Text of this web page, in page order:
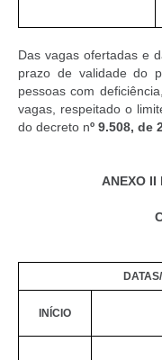
Das vagas ofertadas e
prazo de validade do
pessoas com
vagas, respeitado o
do decreto nº 9.508, de
ANEXO II
INÍCIO